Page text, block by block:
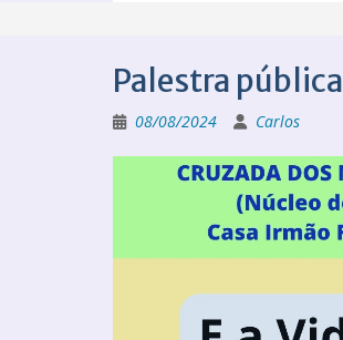
Palestra pública
08/08/2024 Carlos